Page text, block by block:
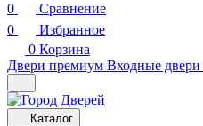
0
Сравнение
0
Избранное
0 Корзина
Двери премиум Входные двери
Каталог